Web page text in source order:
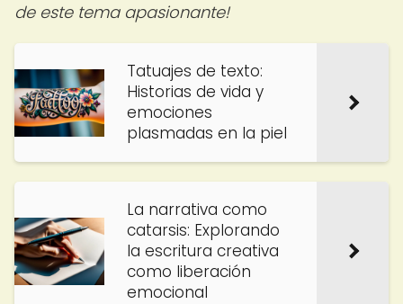
de este tema apasionante!
Tatuajes de texto:
Historias de vida y
emociones
plasmadas en la piel
La narrativa como
catarsis: Explorando
la escritura creativa
como liberación
emocional